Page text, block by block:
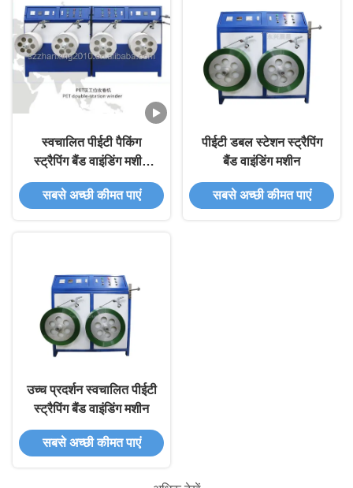
स्वचालित पीईटी पैकिंग
स्ट्रैपिंग बैंड वाइंडिंग मशीन
डबल स्टेशन स्ट्रैप वाइंडर
सबसे अच्छी कीमत पाएं
पीईटी डबल स्टेशन स्ट्रैपिंग
बैंड वाइंडिंग मशीन
सबसे अच्छी कीमत पाएं
उच्च प्रदर्शन स्वचालित पीईटी
स्ट्रैपिंग बैंड वाइंडिंग मशीन
सबसे अच्छी कीमत पाएं